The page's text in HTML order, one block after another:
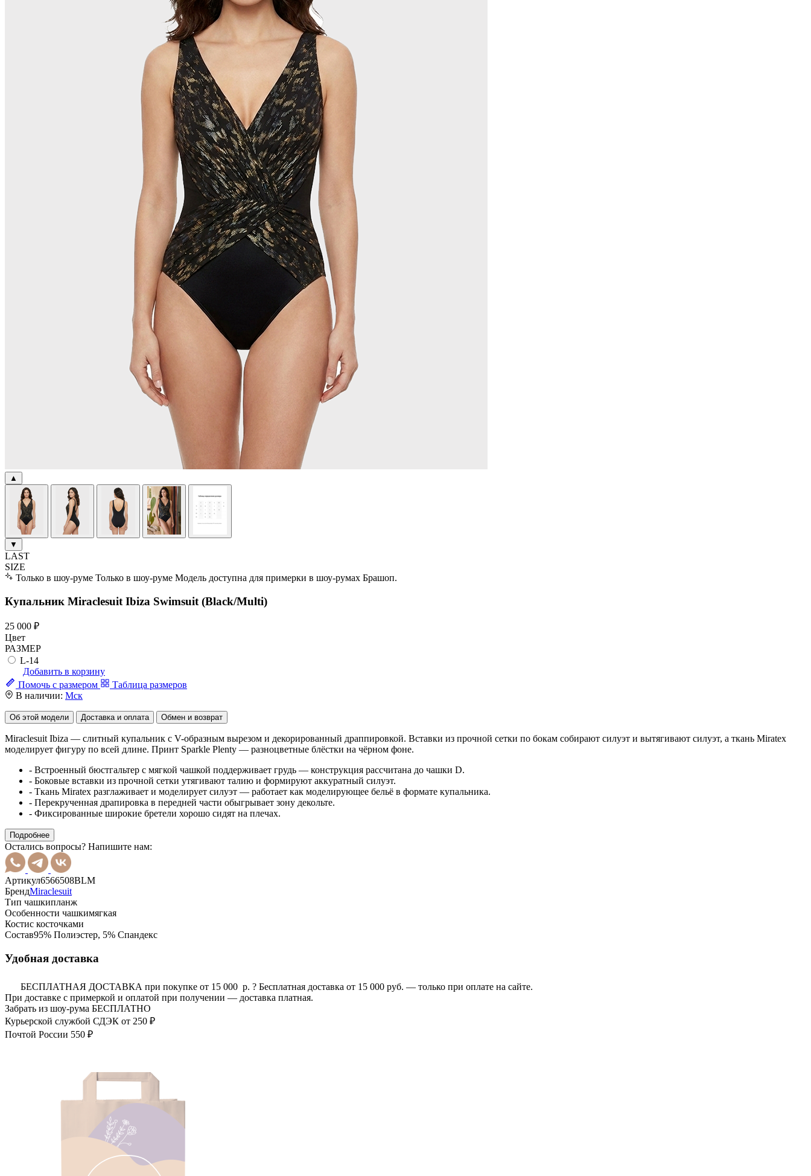
▲
▼
LAST
SIZE
Только в шоу-руме Только в шоу-руме Модель доступна для примерки в шоу-румах Брашоп.
Купальник Miraclesuit Ibiza Swimsuit (Black/Multi)
25 000 ₽
Цвет
РАЗМЕР
L-14
Добавить в корзину
Помочь с размером
Таблица размеров
В наличии: Мск
Об этой модели Доставка и оплата Обмен и возврат
Miraclesuit Ibiza — слитный купальник с V-образным вырезом и декорированный драппировкой. Вставки из прочной сетки по бокам собирают силуэт и вытягивают силуэт, а ткань Miratex
моделирует фигуру по всей длине. Принт Sparkle Plenty — разноцветные блёстки на чёрном фоне.
- Встроенный бюстгальтер с мягкой чашкой поддерживает грудь — конструкция рассчитана до чашки D.
- Боковые вставки из прочной сетки утягивают талию и формируют аккуратный силуэт.
- Ткань Miratex разглаживает и моделирует силуэт — работает как моделирующее бельё в формате купальника.
- Перекрученная драпировка в передней части обыгрывает зону декольте.
- Фиксированные широкие бретели хорошо сидят на плечах.
Подробнее
Остались вопросы? Напишите нам:
Артикул6566508BLM
БрендMiraclesuit
Тип чашкипланж
Особенности чашкимягкая
Костис косточками
Состав95% Полиэстер, 5% Спандекс
Удобная доставка
БЕСПЛАТНАЯ ДОСТАВКА при покупке от 15 000 р. ? Бесплатная доставка от 15 000 руб. — только при оплате на сайте.
При доставке с примеркой и оплатой при получении — доставка платная.
Забрать из шоу-рума БЕСПЛАТНО
Курьерской службой СДЭК от 250 ₽
Почтой России 550 ₽